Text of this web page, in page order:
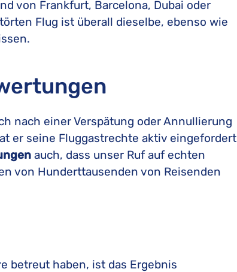
von Frankfurt, Barcelona, Dubai oder
Flug ist überall dieselbe, ebenso wie
nach einer Verspätung oder Annullierung
er seine Fluggastrechte aktiv eingefordert
auch, dass unser Ruf auf echten
von Hunderttausenden von Reisenden
betreut haben, ist das Ergebnis